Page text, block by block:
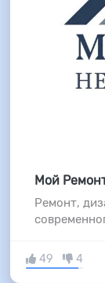
Мой
Ремонт,
49 4